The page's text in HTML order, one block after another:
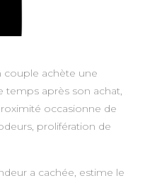
couple achète une
temps après son achat,
occasionne de
prolifération de
a cachée, estime le